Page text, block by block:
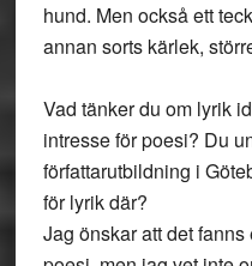
hund. Men också ett
annan sorts kärlek,
Vad tänker du om lyrik
intresse för poesi? Du
författarutbildning i
för lyrik där?
Jag önskar att det